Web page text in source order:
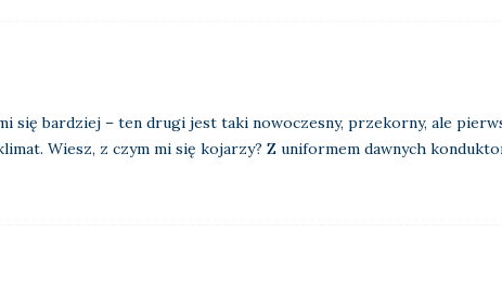
się bardziej – ten drugi jest taki nowoczesny, przekorny, ale
Wiesz, z czym mi się kojarzy? Z uniformem dawnych